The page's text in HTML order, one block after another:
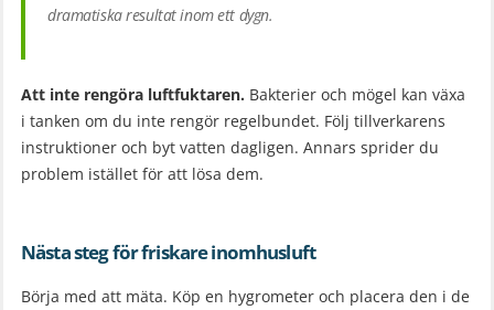
dramatiska resultat inom ett dygn.
Att inte rengöra luftfuktaren. Bakterier och mögel kan växa
i tanken om du inte rengör regelbundet. Följ tillverkarens
instruktioner och byt vatten dagligen. Annars sprider du
problem istället för att lösa dem.
Nästa steg för friskare inomhusluft
Börja med att mäta. Köp en hygrometer och placera den i de